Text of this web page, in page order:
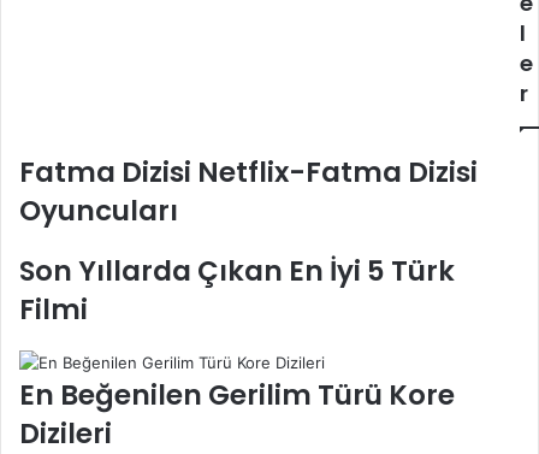
l
e
r
Fatma Dizisi Netflix-Fatma Dizisi
Oyuncuları
Son Yıllarda Çıkan En İyi 5 Türk
Filmi
En Beğenilen Gerilim Türü Kore
Dizileri